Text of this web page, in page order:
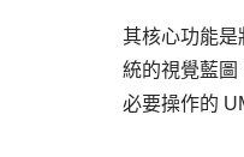
其核心功能
統的視覺藍圖
必要操作的